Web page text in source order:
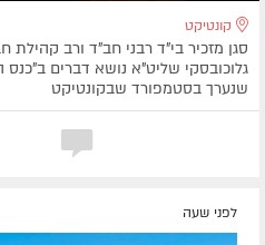
קונטיקט
סגן מזכיר בי"ד רבני חב"ד ורב
גלוכובסקי שליט"א נושא דברים ב"כנס
שנערך בסטמפורד שבקונטיקט
לפני שעה